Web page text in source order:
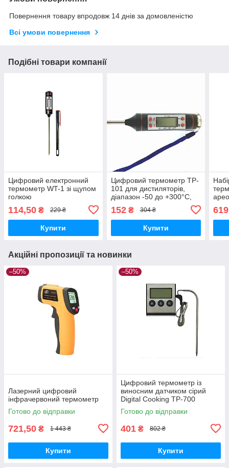
Повернення товару впродовж 14 днів за домовленістю
Всі умови повернення
Подібні товари компанії
Цифровий електронний
термометр WT-1 зі щупом
голкою
114,50 ₴ 229 ₴
Купити
Цифровий термометр TP-
101 для дистиляторів,
діапазон -50 до +300°C,
точність ±0,1°C
152₴ 304 ₴
Купити
для
Акційні пропозиції та новинки
–50%
Лазерний цифровий
інфрачервоний термометр
Готово до відправки
721,50 ₴ 1 443 ₴
Купити
–50%
Цифровий термометр із
виносним датчиком сірий
Digital Cooking TP-700
Готово до відправки
401 ₴ 802 ₴
Купити